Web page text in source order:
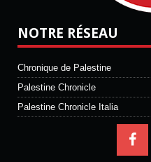
NOTRE RÉSEAU
Chronique de Palestine
Palestine Chronicle
Palestine Chronicle Italia